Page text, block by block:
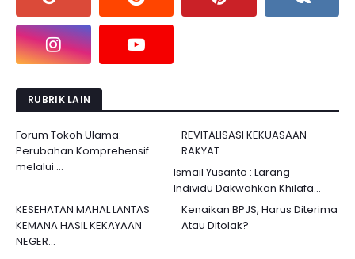
RUBRIK LAIN
Forum Tokoh Ulama:
Perubahan Komprehensif
melalui ...
REVITALISASI KEKUASAAN
RAKYAT
Ismail Yusanto : Larang
Individu Dakwahkan Khilafa...
Kenaikan BPJS, Harus Diterima
Atau Ditolak?
KESEHATAN MAHAL LANTAS
KEMANA HASIL KEKAYAAN
NEGER...